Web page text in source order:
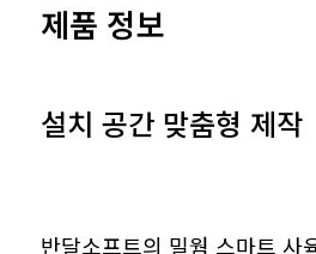
제품 정보
설치 공간 맞춤형 제작
반달소프트의 밀웜 스마트